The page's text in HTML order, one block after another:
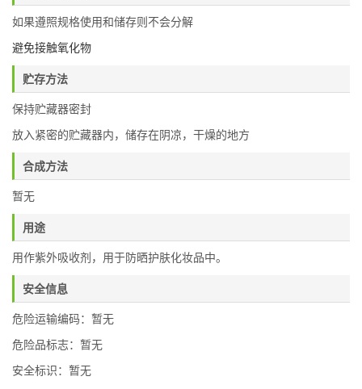
如果遵照规格使用和储存则不会分解
避免接触氧化物
贮存方法
保持贮藏器密封
放入紧密的贮藏器内，储存在阴凉，干燥的地方
合成方法
暂无
用途
用作紫外吸收剂，用于防晒护肤化妆品中。
安全信息
危险运输编码：暂无
危险品标志：暂无
安全标识：暂无